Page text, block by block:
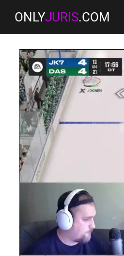
ONLYJURIS.COM